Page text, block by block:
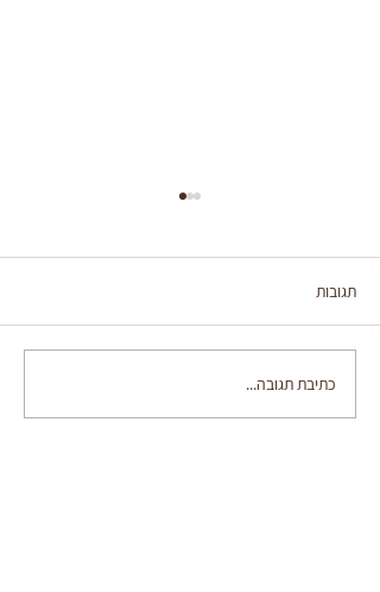
תגובות
כתיבת תגובה...